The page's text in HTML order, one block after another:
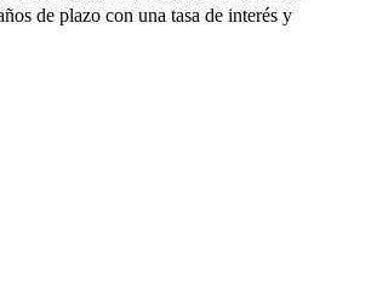
de plazo con una tasa de interés y